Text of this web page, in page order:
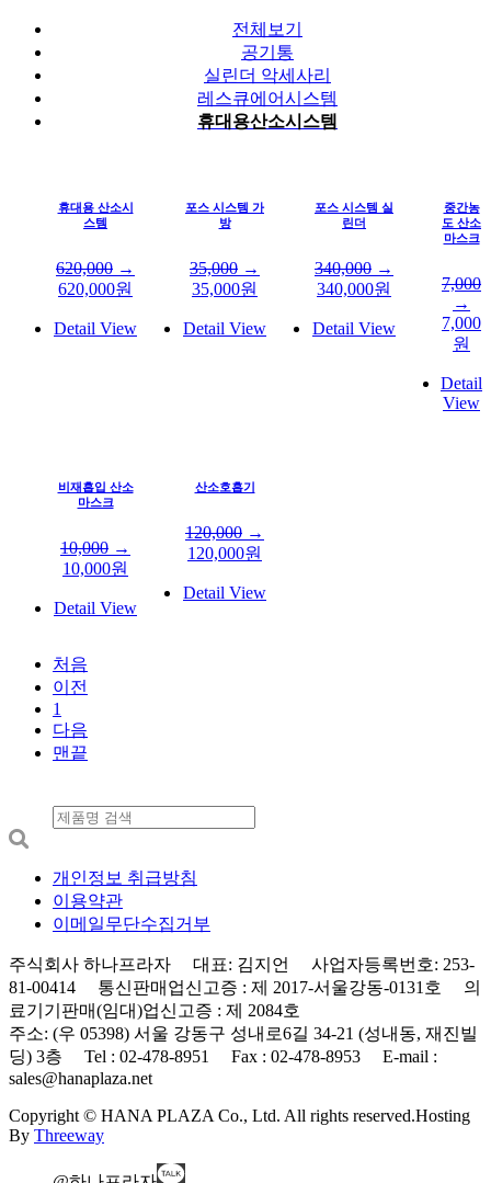
전체보기
공기통
실린더 악세사리
레스큐에어시스템
휴대용산소시스템
휴대용 산소시
스템
620,000 →
620,000원
Detail View
포스 시스템 가
방
35,000 →
35,000원
Detail View
포스 시스템 실
린더
340,000 →
340,000원
Detail View
중간농
도 산소
마스크
7,000
→
7,000
원
Detail
View
비재흡입 산소
마스크
10,000 →
10,000원
Detail View
산소호흡기
120,000 →
120,000원
Detail View
처음
이전
1
다음
맨끝
개인정보 취급방침
이용약관
이메일무단수집거부
주식회사 하나프라자 대표: 김지언 사업자등록번호: 253-
81-00414 통신판매업신고증 : 제 2017-서울강동-0131호 의
료기기판매(임대)업신고증 : 제 2084호
주소: (우 05398) 서울 강동구 성내로6길 34-21 (성내동, 재진빌
딩) 3층 Tel : 02-478-8951 Fax : 02-478-8953 E-mail :
sales@hanaplaza.net
Copyright © HANA PLAZA Co., Ltd. All rights reserved.Hosting
By Threeway